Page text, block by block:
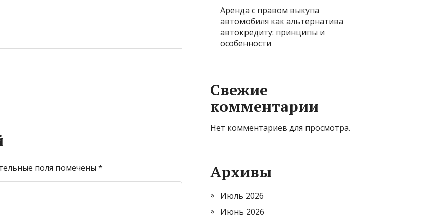
поля помечены *
Аренда с правом выкупа
автомобиля как альтернатива
автокредиту: принципы и
особенности
Свежие
комментарии
Нет комментариев для просмотра.
Архивы
Июль 2026
Июнь 2026